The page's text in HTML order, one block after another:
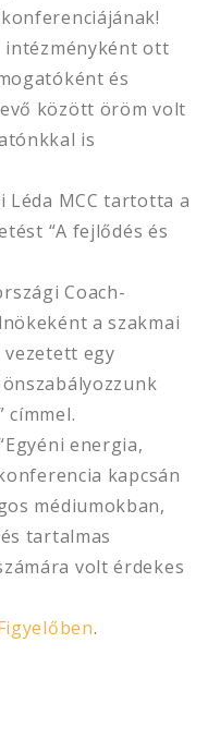
intézményként ott
és
között öröm volt
is
Léda MCC tartotta a
“A fejlődés és
Coach-
a szakmai
egy
címmel.
energia,
kapcsán
médiumokban,
tartalmas
volt érdekes
.